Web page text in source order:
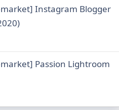
Instagram Blogger
Passion Lightroom